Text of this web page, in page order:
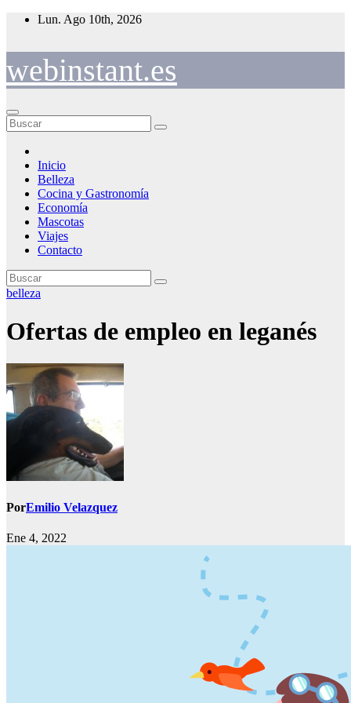
Saltar
Lun. Ago 10th, 2026
webinstant.es
Inicio
Belleza
Cocina y Gastronomía
Economía
Mascotas
Viajes
Contacto
belleza
Ofertas de empleo en leganés
PorEmilio Velazquez
Ene 4, 2022